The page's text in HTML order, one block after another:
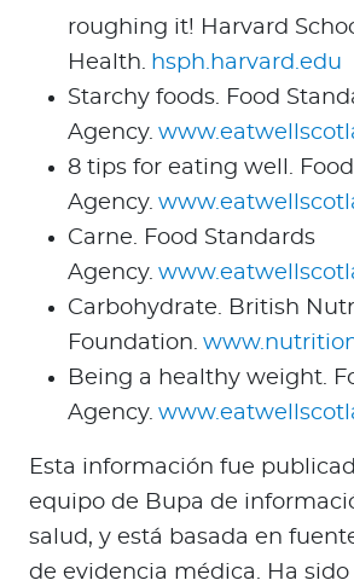
roughing it! Harvard
Health. hsph.harvard.edu
Starchy foods. Food
Agency.
8 tips for eating well.
Agency.
Carne. Food Standards
Agency.
Carbohydrate. British
Foundation.
Being a healthy weight.
Agency.
Esta información fue
equipo de Bupa de
salud, y está basada en
de evidencia médica. Ha